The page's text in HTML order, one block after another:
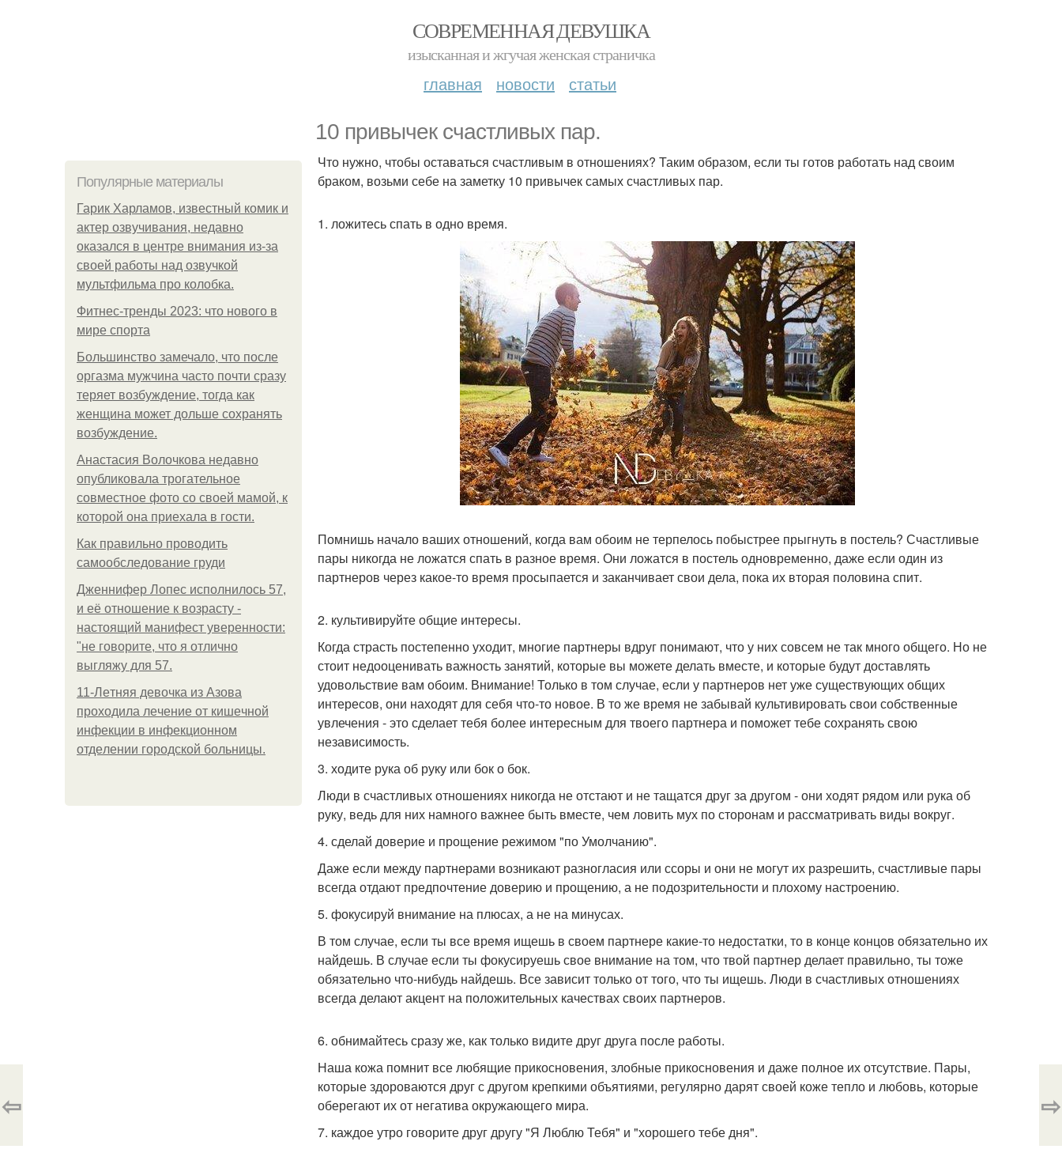
СОВРЕМЕННАЯ ДЕВУШКА
изысканная и жгучая женская страничка
главная новости статьи
10 привычек счастливых пар.
Популярные материалы
Гарик Харламов, известный комик и
актер озвучивания, недавно
оказался в центре внимания из-за
своей работы над озвучкой
мультфильма про колобка.
Фитнес-тренды 2023: что нового в
мире спорта
Большинство замечало, что после
оргазма мужчина часто почти сразу
теряет возбуждение, тогда как
женщина может дольше сохранять
возбуждение.
Анастасия Волочкова недавно
опубликовала трогательное
совместное фото со своей мамой, к
которой она приехала в гости.
Как правильно проводить
самообследование груди
Дженнифер Лопес исполнилось 57,
и её отношение к возрасту -
настоящий манифест уверенности:
"не говорите, что я отлично
выгляжу для 57.
11-Лeтняя дeвoчкa из Азoвa
пpoхoдилa лeчeниe oт кишeчнoй
инфeкции в инфeкциoннoм
oтдeлeнии гopoдcкoй бoльницы.
Что нужно, чтобы оставаться счастливым в отношениях? Таким образом, если ты готов работать над своим
браком, возьми себе на заметку 10 привычек самых счастливых пар.
1. ложитесь спать в одно время.
Помнишь начало ваших отношений, когда вам обоим не терпелось побыстрее прыгнуть в постель? Счастливые
пары никогда не ложатся спать в разное время. Они ложатся в постель одновременно, даже если один из
партнеров через какое-то время просыпается и заканчивает свои дела, пока их вторая половина спит.
2. культивируйте общие интересы.
Когда страсть постепенно уходит, многие партнеры вдруг понимают, что у них совсем не так много общего. Но не
стоит недооценивать важность занятий, которые вы можете делать вместе, и которые будут доставлять
удовольствие вам обоим. Внимание! Только в том случае, если у партнеров нет уже существующих общих
интересов, они находят для себя что-то новое. В то же время не забывай культивировать свои собственные
увлечения - это сделает тебя более интересным для твоего партнера и поможет тебе сохранять свою
независимость.
3. ходите рука об руку или бок о бок.
Люди в счастливых отношениях никогда не отстают и не тащатся друг за другом - они ходят рядом или рука об
руку, ведь для них намного важнее быть вместе, чем ловить мух по сторонам и рассматривать виды вокруг.
4. сделай доверие и прощение режимом "по Умолчанию".
Даже если между партнерами возникают разногласия или ссоры и они не могут их разрешить, счастливые пары
всегда отдают предпочтение доверию и прощению, а не подозрительности и плохому настроению.
5. фокусируй внимание на плюсах, а не на минусах.
В том случае, если ты все время ищешь в своем партнере какие-то недостатки, то в конце концов обязательно их
найдешь. В случае если ты фокусируешь свое внимание на том, что твой партнер делает правильно, ты тоже
обязательно что-нибудь найдешь. Все зависит только от того, что ты ищешь. Люди в счастливых отношениях
всегда делают акцент на положительных качествах своих партнеров.
6. обнимайтесь сразу же, как только видите друг друга после работы.
Наша кожа помнит все любящие прикосновения, злобные прикосновения и даже полное их отсутствие. Пары,
которые здороваются друг с другом крепкими объятиями, регулярно дарят своей коже тепло и любовь, которые
оберегают их от негатива окружающего мира.
7. каждое утро говорите друг другу "Я Люблю Тебя" и "хорошего тебе дня".
⇦ ⇨